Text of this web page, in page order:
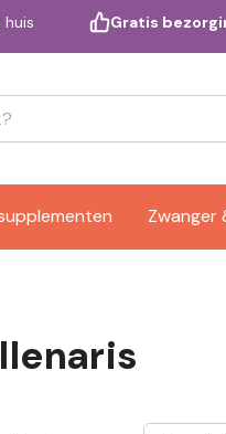
huis Gratis
Zwanger